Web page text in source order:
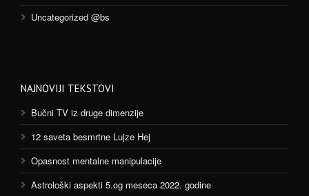
Uncategorized @bs
NAJNOVIJI TEKSTOVI
Bučni TV iz druge dimenzije
12 saveta besmrtne Lujze Hej
Opasnost mentalne manipulacije
Astrološki aspekti 5.og meseca 2022. godine